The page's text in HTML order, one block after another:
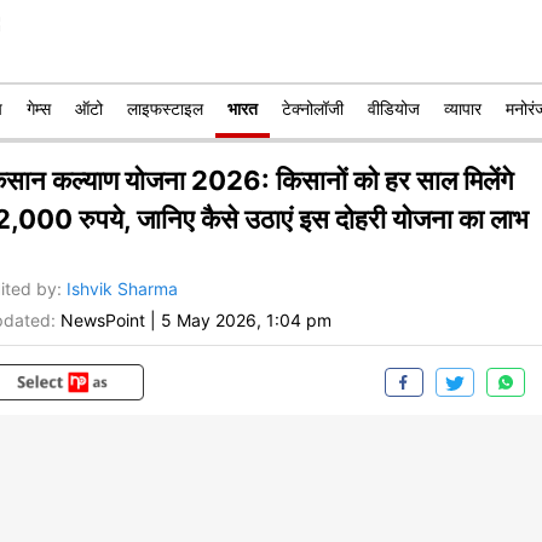
गेम्स ऑटो लाइफस्टाइल भारत टेक्नोलॉजी वीडियोज व्यापार
कल्याण योजना 2026: किसानों को हर साल मिलेंगे
रुपये, जानिए कैसे उठाएं इस दोहरी योजना का लाभ
by: Ishvik Sharma
NewsPoint 5 May 2026, 1:04 pm